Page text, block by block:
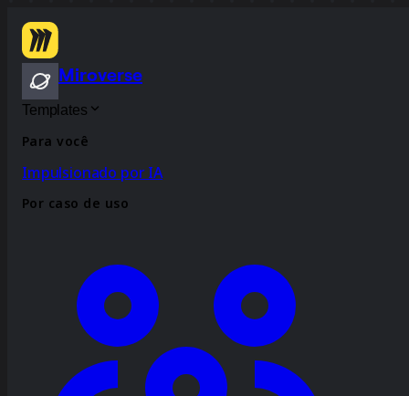
Miroverse
Templates
Para você
Impulsionado por IA
Por caso de uso